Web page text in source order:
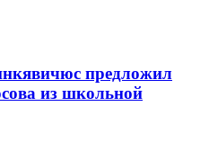
предложил
из школьной